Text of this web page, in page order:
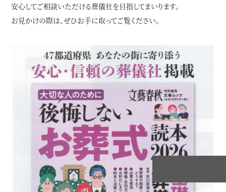
安心してご相談いただける葬儀社を目指してまいります。
お見かけの際は、ぜひお手に取ってご覧ください。